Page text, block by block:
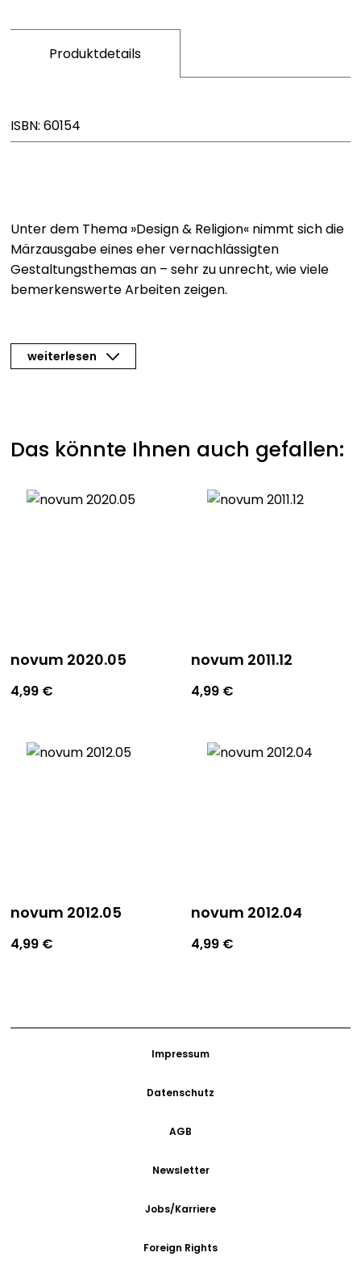
Produktdetails
ISBN: 60154
Unter dem Thema »Design & Religion« nimmt sich die
Märzausgabe eines eher vernachlässigten
Gestaltungsthemas an – sehr zu unrecht, wie viele
bemerkenswerte Arbeiten zeigen.
weiterlesen
Das könnte Ihnen auch gefallen:
novum 2020.05
4,99 €
novum 2011.12
4,99 €
novum 2012.05
4,99 €
novum 2012.04
4,99 €
Impressum
Datenschutz
AGB
Newsletter
Jobs/Karriere
Foreign Rights